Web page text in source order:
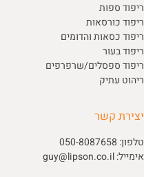
ריפוד ספות
ריפוד כורסאות
ריפוד כסאות והדומים
ריפוד בעור
ריפוד ספסלים/שרפרפים
ריהוט עתיק
יצירת קשר
טלפון: 050-8087658
אימייל:guy@lipson.co.il